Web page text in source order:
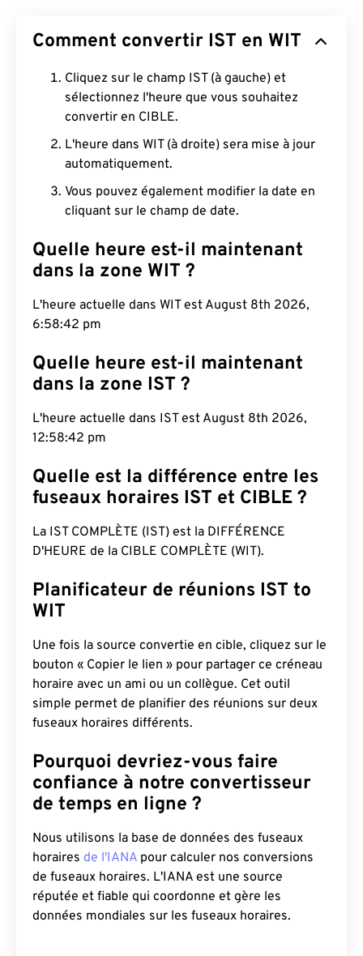
Comment convertir IST en WIT
Cliquez sur le champ IST (à gauche) et
sélectionnez l'heure que vous souhaitez
convertir en CIBLE.
L'heure dans WIT (à droite) sera mise à jour
automatiquement.
Vous pouvez également modifier la date en
cliquant sur le champ de date.
Quelle heure est-il maintenant
dans la zone WIT ?
L'heure actuelle dans WIT est August 8th 2026,
6:58:43 pm
Quelle heure est-il maintenant
dans la zone IST ?
L'heure actuelle dans IST est August 8th 2026,
12:58:43 pm
Quelle est la différence entre les
fuseaux horaires IST et CIBLE ?
La IST COMPLÈTE (IST) est la DIFFÉRENCE
D'HEURE de la CIBLE COMPLÈTE (WIT).
Planificateur de réunions IST to
WIT
Une fois la source convertie en cible, cliquez sur le
bouton « Copier le lien » pour partager ce créneau
horaire avec un ami ou un collègue. Cet outil
simple permet de planifier des réunions sur deux
fuseaux horaires différents.
Pourquoi devriez-vous faire
confiance à notre convertisseur
de temps en ligne ?
Nous utilisons la base de données des fuseaux
horaires de l'IANA pour calculer nos conversions
de fuseaux horaires. L'IANA est une source
réputée et fiable qui coordonne et gère les
données mondiales sur les fuseaux horaires.